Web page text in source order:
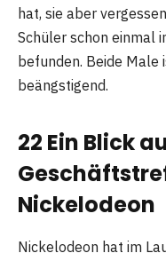
hat, sie aber
Schüler schon einmal
befunden. Beide Male
beängstigend.
22 Ein Blick
Nickelodeon
Nickelodeon hat im